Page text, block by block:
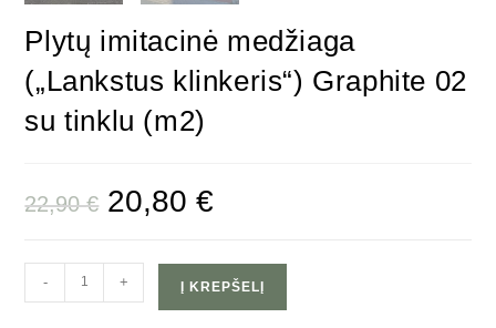
Plytų imitacinė medžiaga
(„Lankstus klinkeris“) Graphite 02
su tinklu (m2)
22,90€ 20,80€
- + Į KREPŠELĮ